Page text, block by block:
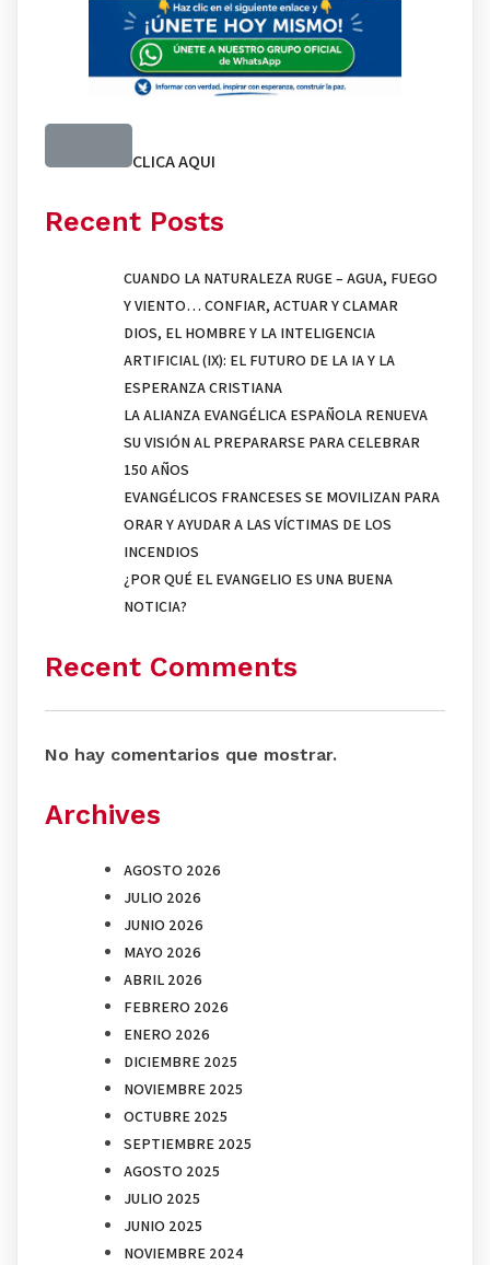
CLICA AQUI
Recent Posts
CUANDO LA NATURALEZA RUGE – AGUA, FUEGO
Y VIENTO… CONFIAR, ACTUAR Y CLAMAR
DIOS, EL HOMBRE Y LA INTELIGENCIA
ARTIFICIAL (IX): EL FUTURO DE LA IA Y LA
ESPERANZA CRISTIANA
LA ALIANZA EVANGÉLICA ESPAÑOLA RENUEVA
SU VISIÓN AL PREPARARSE PARA CELEBRAR
150 AÑOS
EVANGÉLICOS FRANCESES SE MOVILIZAN PARA
ORAR Y AYUDAR A LAS VÍCTIMAS DE LOS
INCENDIOS
¿POR QUÉ EL EVANGELIO ES UNA BUENA
NOTICIA?
Recent Comments
No hay comentarios que mostrar.
Archives
AGOSTO 2026
JULIO 2026
JUNIO 2026
MAYO 2026
ABRIL 2026
FEBRERO 2026
ENERO 2026
DICIEMBRE 2025
NOVIEMBRE 2025
OCTUBRE 2025
SEPTIEMBRE 2025
AGOSTO 2025
JULIO 2025
JUNIO 2025
NOVIEMBRE 2024